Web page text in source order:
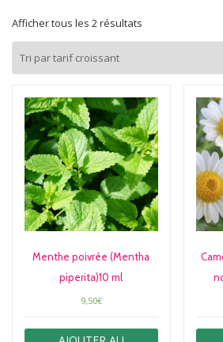
Afficher tous les 2 résultats
Menthe poivrée (Mentha
piperita)10 ml
9,50€